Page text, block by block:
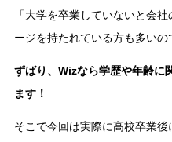
「大学を卒業していないと会
ージを持たれている方も多いの
ずばり、Wizなら学歴や年齢に
ます！
そこで今回は実際に高校卒業